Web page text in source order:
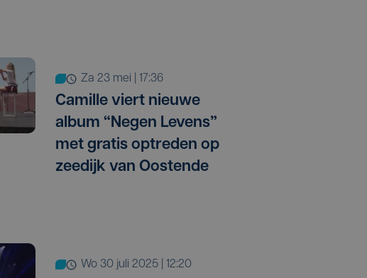
za 23 mei | 17:36
Camille viert nieuwe
album “Negen Levens”
met gratis optreden op
zeedijk van Oostende
wo 30 juli 2025 | 12:20